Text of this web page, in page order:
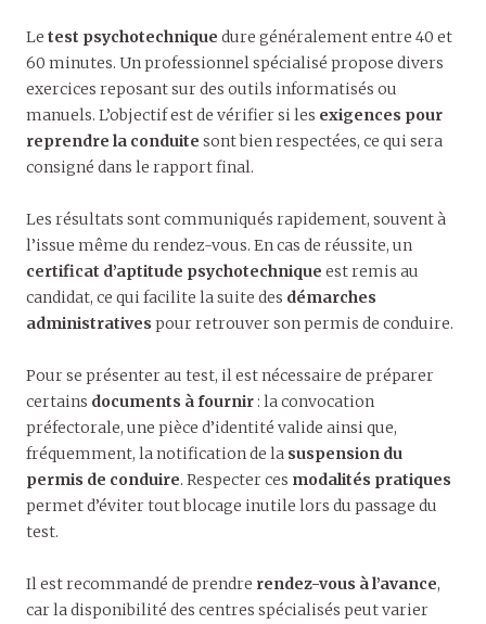
Le test psychotechnique dure généralement entre 40 et
60 minutes. Un professionnel spécialisé propose divers
exercices reposant sur des outils informatisés ou
manuels. L’objectif est de vérifier si les exigences pour
reprendre la conduite sont bien respectées, ce qui sera
consigné dans le rapport final.
Les résultats sont communiqués rapidement, souvent à
l’issue même du rendez-vous. En cas de réussite, un
certificat d’aptitude psychotechnique est remis au
candidat, ce qui facilite la suite des démarches
administratives pour retrouver son permis de conduire.
Pour se présenter au test, il est nécessaire de préparer
certains documents à fournir: la convocation
préfectorale, une pièce d’identité valide ainsi que,
fréquemment, la notification de la suspension du
permis de conduire. Respecter ces modalités pratiques
permet d’éviter tout blocage inutile lors du passage du
test.
Il est recommandé de prendre rendez-vous à l’avance,
car la disponibilité des centres spécialisés peut varier